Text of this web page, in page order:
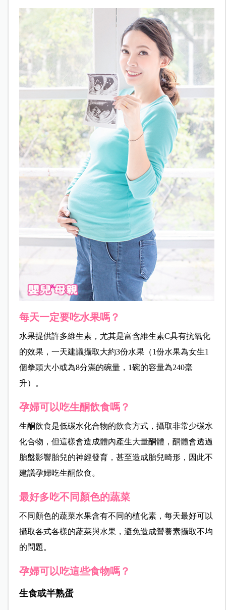
每天一定要吃水果嗎？
水果提供許多維生素，尤其是富含維生素C具有抗氧化
的效果，一天建議攝取大約3份水果（1份水果為女生1
個拳頭大小或為8分滿的碗量，1碗的容量為240毫
升）。
孕婦可以吃生酮飲食嗎？
生酮飲食是低碳水化合物的飲食方式，攝取非常少碳水
化合物，但這樣會造成體內產生大量酮體，酮體會透過
胎盤影響胎兒的神經發育，甚至造成胎兒畸形，因此不
建議孕婦吃生酮飲食。
最好多吃不同顏色的蔬菜
不同顏色的蔬菜水果含有不同的植化素，每天最好可以
攝取各式各樣的蔬菜與水果，避免造成營養素攝取不均
的問題。
孕婦可以吃這些食物嗎？
生食或半熟蛋